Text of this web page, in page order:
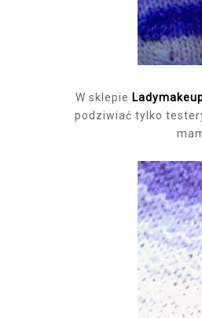
W sklepie
podziwiać tylko